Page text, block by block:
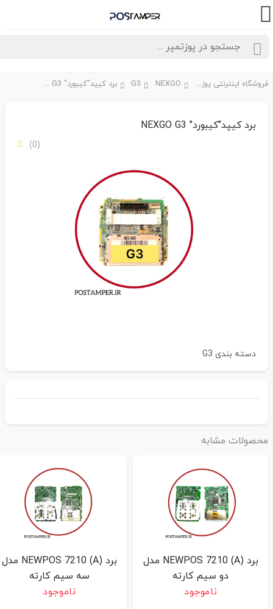
فروشگاه اینترنتی پوزتمپر NEXGO
G3 برد کیپد"کیبورد" NEXGO G3
برد کیپد"کیبورد" NEXGO G3
دسته بندیG3
مشابه
برد (A) NEWPOS 7210 مدل
دو سیم کارته
ناموجود
برد (A) NEWPOS 7210 مدل
سه سیم کارته
ناموجود